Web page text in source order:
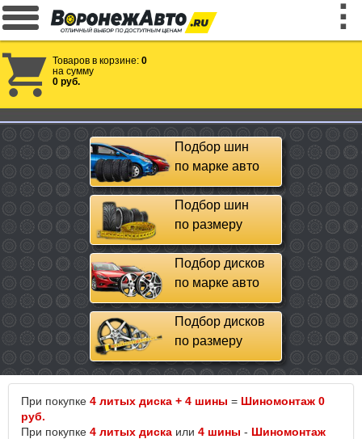
Товаров в корзине: 0
на сумму
0 руб.
Подбор шин
по марке авто
Подбор шин
по размеру
Подбор дисков
по марке авто
Подбор дисков
по размеру
При покупке 4 литых диска + 4 шины = Шиномонтаж 0
руб.
При покупке 4 литых диска или 4 шины - Шиномонтаж